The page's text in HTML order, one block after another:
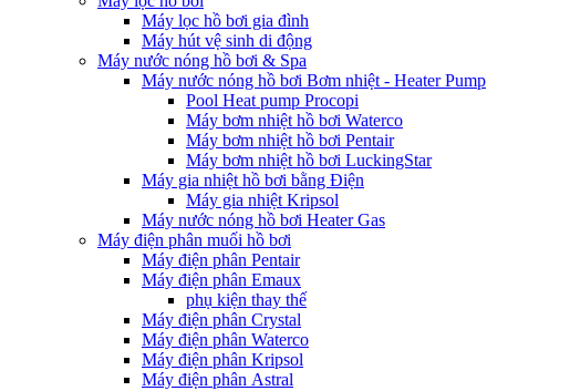
Máy lọc hồ bơi gia đình
Máy hút vệ sinh di động
Máy nước nóng hồ bơi & Spa
Máy nước nóng hồ bơi Bơm nhiệt - Heater Pump
Pool Heat pump Procopi
Máy bơm nhiệt hồ bơi Waterco
Máy bơm nhiệt hồ bơi Pentair
Máy bơm nhiệt hồ bơi LuckingStar
Máy gia nhiệt hồ bơi bằng Điện
Máy gia nhiệt Kripsol
Máy nước nóng hồ bơi Heater Gas
Máy điện phân muối hồ bơi
Máy điện phân Pentair
Máy điện phân Emaux
phụ kiện thay thế
Máy điện phân Crystal
Máy điện phân Waterco
Máy điện phân Kripsol
Máy điện phân Astral